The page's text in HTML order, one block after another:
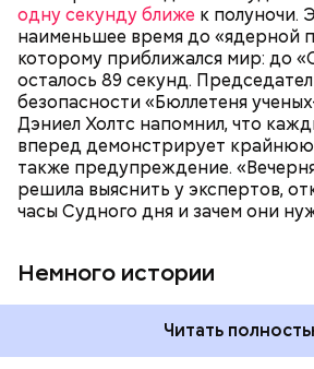
одну секунду ближе к полуночи.
наименьшее время до «ядерной
которому приближался мир: до
осталось 89 секунд.
безопасности «Бюллетеня
Дэниел Холтс напомнил, что
вперед демонстрирует крайнюю
также предупреждение.
решила выяснить у экспертов,
часы Судного дня и зачем они
Немного истории
году часы Судного дня впервые
время показали свое самое
время — без двух минут полночь.
война между США и уже Россией
предметом обсуждения для
мира. Но, помимо перспективы
«атомный рай», с 2007 года на
влияет еще одна глобальная
климатические изменения.
Читать